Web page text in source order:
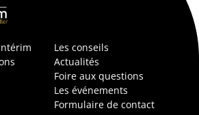
Les conseils
Actualités
Foire aux questions
Les événements
Formulaire de contact